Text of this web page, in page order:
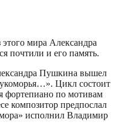
мира Александра
почтили и его память.
Пушкина вышел
Цикл состоит
фортепиано по мотивам
композитор предпослал
исполнил Владимир